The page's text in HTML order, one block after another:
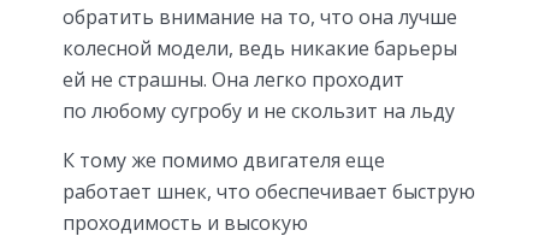
обратить внимание на то, что она лучше
колесной модели, ведь никакие барьеры
ей не страшны. Она легко проходит
по любому сугробу и не скользит на льду
К тому же помимо двигателя еще
работает шнек, что обеспечивает быструю
проходимость и высокую